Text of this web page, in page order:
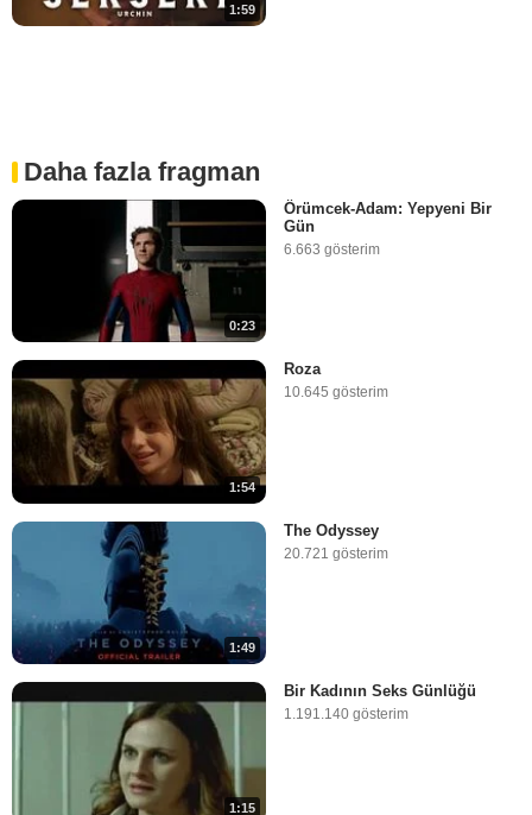
1:59
Daha fazla fragman
0:23
Örümcek-Adam: Yepyeni Bir
Gün
6.663 gösterim
1:54
Roza
10.645 gösterim
1:49
The Odyssey
20.721 gösterim
1:15
Bir Kadının Seks Günlüğü
1.191.140 gösterim